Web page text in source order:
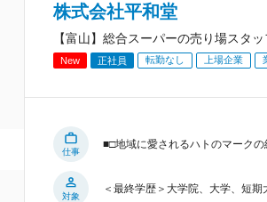
株式会社平和堂
【富山】総合スーパーの売り場ス
New 正社員 転勤なし 上場企業
仕事
■□地域に愛されるハトのマーク
対象
＜最終学歴＞大学院、大学、短